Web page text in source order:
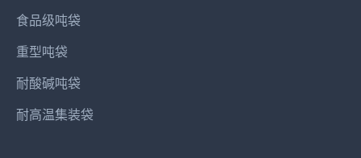
食品级吨袋
重型吨袋
耐酸碱吨袋
耐高温集装袋